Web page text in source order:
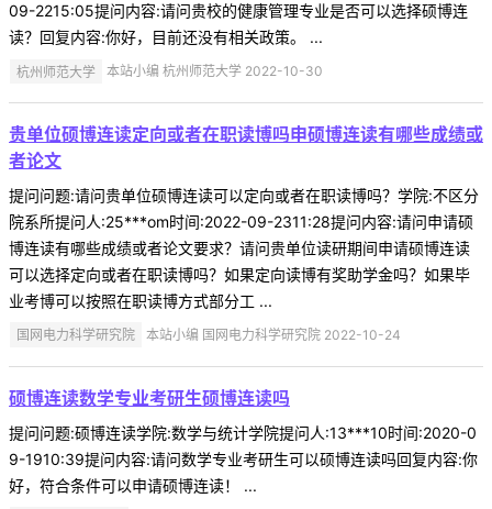
09-2215:05提问内容:请问贵校的健康管理专业是否可以选择硕博连
读？回复内容:你好，目前还没有相关政策。 ...
杭州师范大学 本站小编 杭州师范大学 2022-10-30
贵单位硕博连读定向或者在职读博吗申硕博连读有哪些成绩或
者论文
提问问题:请问贵单位硕博连读可以定向或者在职读博吗？学院:不区分
院系所提问人:25***om时间:2022-09-2311:28提问内容:请问申请硕
博连读有哪些成绩或者论文要求？请问贵单位读研期间申请硕博连读
可以选择定向或者在职读博吗？如果定向读博有奖助学金吗？如果毕
业考博可以按照在职读博方式部分工 ...
国网电力科学研究院 本站小编 国网电力科学研究院 2022-10-24
硕博连读数学专业考研生硕博连读吗
提问问题:硕博连读学院:数学与统计学院提问人:13***10时间:2020-0
9-1910:39提问内容:请问数学专业考研生可以硕博连读吗回复内容:你
好，符合条件可以申请硕博连读！ ...